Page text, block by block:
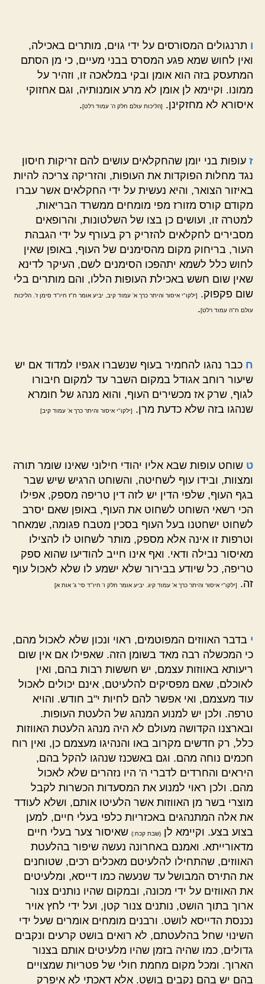
ו תרנגולים המסורסים על ידי גוים, מותרים באכילה,
ואין לחוש שמא פגע המסרס בבני מעיים, כי מן הסתם
המתעסק בזה הוא אומן ובקי במלאכה זו, וזהיר על
ממונו. וקיימא לן אומן לא מרע אומנותיה, וגם אחזוקי
איסורא לא מחזקינן.
[הליכות עולם חלק ה' עמוד רלט].
ז עופות בני יומן שהחקלאים עושים להם זריקות חיסון
נגד מחלות הפוקדות את העופות, והזריקה צריכה להיות
באיזור הצואר, והיא נעשית על ידי החקלאים אשר עברו
מקודם קורס מזורז מפי מומחים ממשרד הבריאות,
למטרה זו, ועושים כן בצו של השלטונות, והרופאים
מסבירים לחקלאים להזריק רק בעורף על ידי הגבהת
העור, בריחוק מקום מהסימנים של העוף, באופן שאין
לחוש כלל לשמא יתהפכו הסימנים לשם, העיקר לדינא
שאין שום חשש באכילת העופות הללו, והם מותרים בלי
שום פקפוק.
[ילקו"י איסור והיתר כרך א' עמוד קיב, יביע אומר ח"ז חיו"ד סימן ז'. הליכות
עולם ח"ה עמוד רלט].
ח כבר נהגו להחמיר בעוף שנשברו אגפיו למדוד אם יש
שיעור רוחב אגודל במקום השבר עד למקום חיבורו
לגוף, שרק אז מכשירים העוף, והוא מנהג של חומרא
שנהגו בזה שלא כדעת מרן.
[ילקו"י איסור והיתר כרך א' עמוד קיב]
ט שוחט עופות שבא אליו יהודי חילוני שאינו שומר תורה
ומצוות, ובידו עוף לשחיטה, והשוחט הרגיש שיש שבר
בגף העוף, שלפי הדין יש לזה דין טריפה מספק, אפילו
הכי רשאי השוחט לשחוט את העוף, באופן שאם יסרב
לשחוט ישחטנו בעל העוף בסכין מטבח פגומה, שמאחר
וטרפות זו אינה אלא מספק, מותר לשחוט לו להצילו
מאיסור נבילה ודאי. ואף אינו חייב להודיעו שהוא ספק
טריפה, כל שיודע בבירור שלא ישמע לו שלא לאכול עוף
זה.
[ילקו"י איסור והיתר כרך א' עמוד קיג. יביע אומר חלק ו' חיו"ד סי' ג' אות א]
י בדבר האווזים המפוטמים, ראוי ונכון שלא לאכול מהם,
כי המכשלה רבה מאד בשומן הזה. שאפילו אם אין שום
ריעותא באווזות עצמם, יש חששות רבות בהם, ואין
לאוכלם, שאם מפסיקים להלעיטם, אינם יכולים לאכול
עוד מעצמם, ואי אפשר להם לחיות י"ב חודש. והויא
טרפה. ולכן יש למנוע המנהג של הלעטת העופות.
ובארצנו הקדושה מעולם לא היה מנהג הלעטת האווזות
כלל, רק חדשים מקרוב באו והנהיגו מעצמם כן, ואין רוח
חכמים נוחה מהם. וגם באשכנז שנהגו להקל בהם,
היראים והחרדים לדברי ה' היו נזהרים שלא לאכול
מהם. ולכן ראוי למנוע את המסעדות הכשרות לקבל
מוצרי בשר מן האווזות אשר הלעיטו אותם, ושלא לעודד
את אלה המתנהגים באכזריות כלפי בעלי חיים, למען
בצוע בצע. וקיימא לן (שבת קכח:) שאיסור צער בעלי חיים
מדאורייתא. ואמנם באחרונה נעשה שיפור בהלעטת
האווזים, שהתחילו להלעיטם מאכלים רכים, שטוחנים
את התירס המבושל עד שנעשה כמו דייסא, ומלעיטים
את האווזים על ידי מכונה, ובמקום שהיו נותנים צנור
ארוך בתוך הושט, נותנים צנור קטן, ועל ידי לחץ אויר
נכנסת הדייסא לושט. ורבנים מומחים אומרים שעל ידי
השינוי שחל בהלעטתם, לא רואים בושט קרעים ונקבים
גדולים, כמו שהיה בזמן שהיו מלעיטים אותם בצנור
הארוך. ומכל מקום מחמת חולי של פטריות שמצויים
בהם יש בהם נקבים בושט. אלא דאכתי לא איפרק